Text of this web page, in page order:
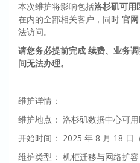
本次维护将影响包括洛杉矶可用
在内的全部相关客户，同时 官网
法访问。
请您务必提前完成 续费、业务
间无法办理。
维护详情：
维护地点： 洛杉矶数据中心可用
开始时间： 2025 年 8 月 18 日
维护类型： 机柜迁移与网络扩容